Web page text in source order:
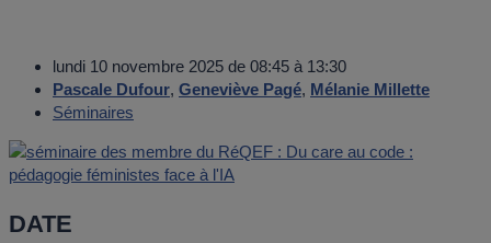
lundi 10 novembre 2025 de 08:45 à 13:30
Pascale Dufour, Geneviève Pagé, Mélanie Millette
Séminaires
DATE